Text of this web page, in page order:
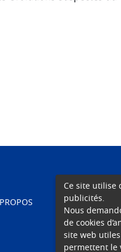
SOINS
Ce site utilise
publicités.
Nous
de cookies
site web
permettent le